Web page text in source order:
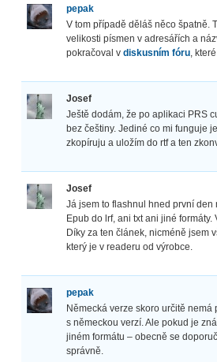
pepak
V tom případě děláš něco špatně.
velikosti písmen v adresářích a
pokračoval v diskusním fóru ,
Josef
Ještě dodám, že po aplikaci PRS
bez češtiny. Jediné co mi funguje
zkopíruju a uložím do rtf a ten
Josef
Já jsem to flashnul hned první den
Epub do lrf, ani txt ani jiné
Díky za ten článek, nicméně jsem
který je v readeru od výrobce.
pepak
Německá verze skoro určitě
s německou verzí. Ale pokud je
jiném formátu – obecně se
správně.